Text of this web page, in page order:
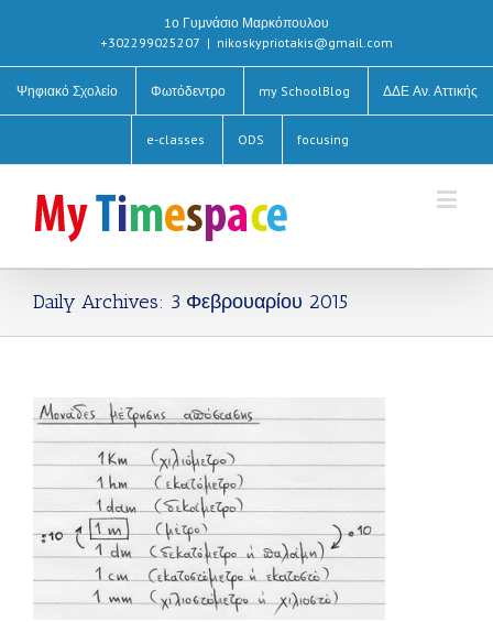
1ο Γυμνάσιο Μαρκόπουλου
+302299025207 | nikoskypriotakis@gmail.com
Ψηφιακό Σχολείο Φωτόδεντρο my SchoolBlog ΔΔΕ Αν. Αττικής
e-classes ODS focusing
Daily Archives: 3 Φεβρουαρίου 2015